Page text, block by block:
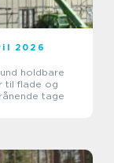
2026
til flade og
tage